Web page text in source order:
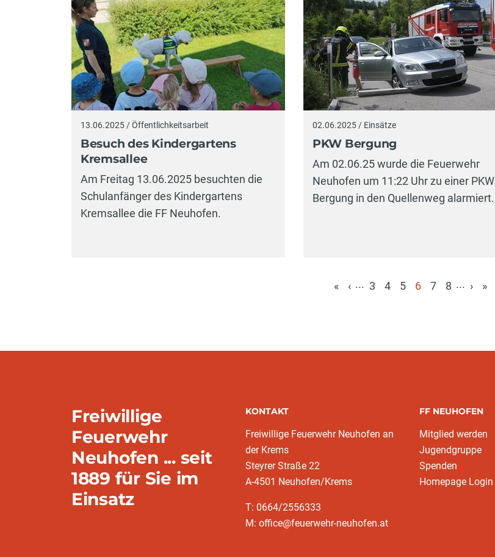
13.06.2025 / Öffentlichkeitsarbeit
Besuch des Kindergartens
Kremsallee
Am Freitag 13.06.2025 besuchten die
Schulanfänger des Kindergartens
Kremsallee die FF Neuhofen.
02.06.2025 / Einsätze
PKW Bergung
Am 02.06.25 wurde die Feuerwehr
Neuhofen um 11:22 Uhr zu einer PKW
Bergung in den Quellenweg alarmiert.
« ‹ ... 3 4 5
6
7 8 ... › »
Freiwillige
Feuerwehr
Neuhofen ... seit
1889 für Sie im
Einsatz
KONTAKT
Freiwillige Feuerwehr Neuhofen an
der Krems
Steyrer Straße 22
A-4501 Neuhofen/Krems
T: 0664/2556333
M: office@feuerwehr-neuhofen.at
FF NEUHOFEN
Mitglied werden
Jugendgruppe
Spenden
Homepage Login